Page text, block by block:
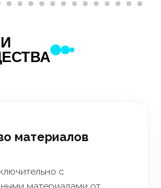
материалов
с
материалами от